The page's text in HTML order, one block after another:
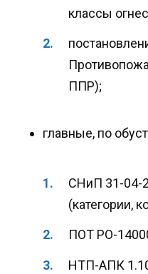
классы
ППР);
главные, по
СНиП 31-04-
(категории,
ПОТ РО-
НТП-АПК